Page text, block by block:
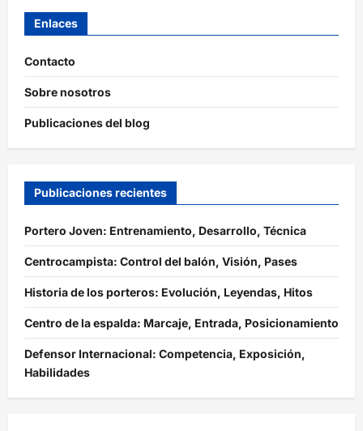
Enlaces
Contacto
Sobre nosotros
Publicaciones del blog
Publicaciones recientes
Portero Joven: Entrenamiento, Desarrollo, Técnica
Centrocampista: Control del balón, Visión, Pases
Historia de los porteros: Evolución, Leyendas, Hitos
Centro de la espalda: Marcaje, Entrada, Posicionamiento
Defensor Internacional: Competencia, Exposición,
Habilidades